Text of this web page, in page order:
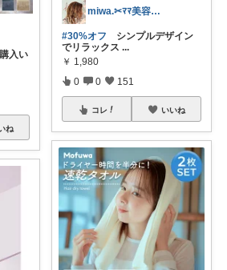
入い
ね
miwa.✂︎ﾏﾏ美容師💎
#30%オフ シンプルデザイン
でリラックス ...
￥ 1,980
0 0 151
コレ いいね